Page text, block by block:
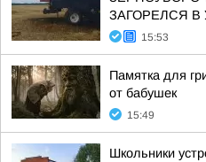
ЗАГОРЕЛСЯ В
15:53
Памятка для
от бабушек
15:49
Школьники